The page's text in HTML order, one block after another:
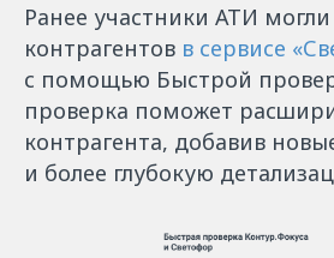
Ранее участники АТИ
контрагентов в сервисе
с помощью Быстрой
проверка поможет
контрагента, добавив
и более глубокую